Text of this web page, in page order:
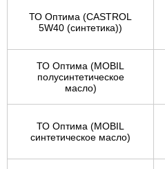
ТО Оптима (CASTROL
5W40 (синтетика))
ТО Оптима (MOBIL
полусинтетическое
масло)
ТО Оптима (MOBIL
синтетическое масло)